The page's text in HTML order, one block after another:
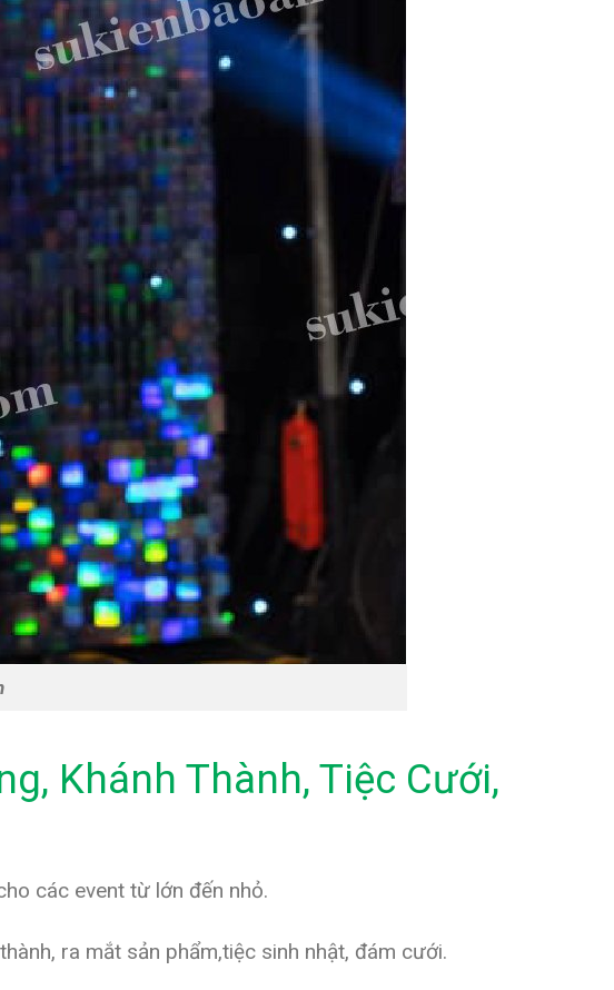
Khánh Thành, Tiệc Cưới,
các event từ lớn đến nhỏ.
ra mắt sản phẩm,tiệc sinh nhật, đám cưới.